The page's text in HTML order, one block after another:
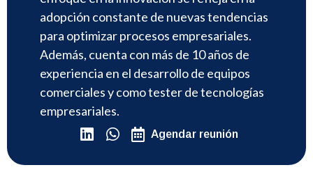
adopción constante de nuevas tendencias
para optimizar procesos empresariales.
Además, cuenta con más de 10 años de
experiencia en el desarrollo de equipos
comerciales y como tester de tecnologías
empresariales.
Agendar reunión